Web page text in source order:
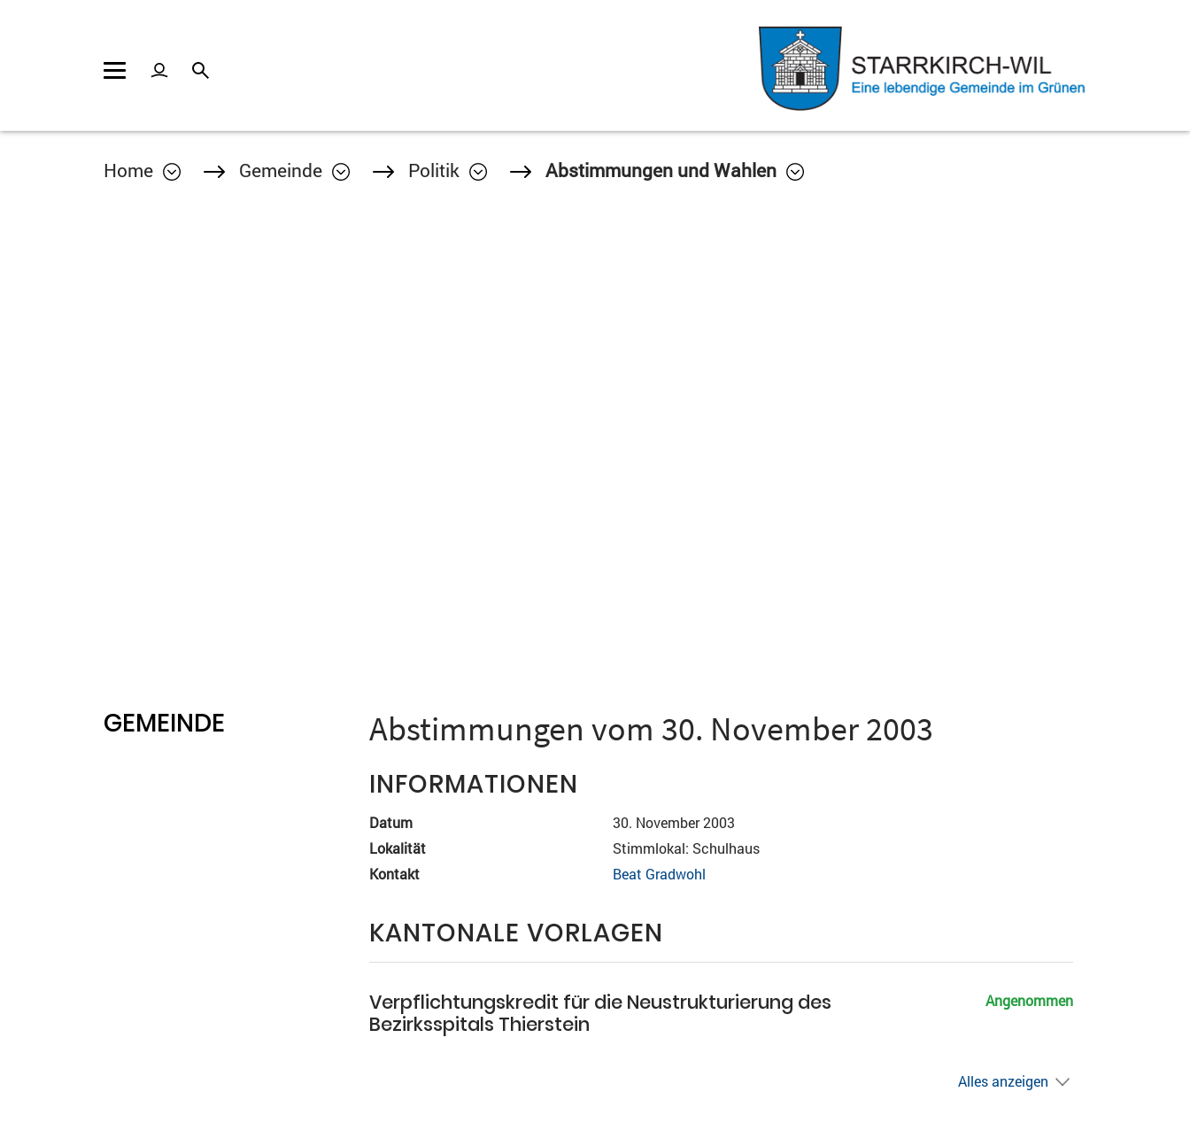
Home Gemeinde Politik Abstimmungen und Wahlen
GEMEINDE Abstimmungen vom 30. November 2003
INFORMATIONEN
Datum
30. November 2003
Lokalität
Stimmlokal: Schulhaus
Kontakt
Beat Gradwohl
KANTONALE VORLAGEN
Verpflichtungskredit für die Neustrukturierung des
Bezirksspitals Thierstein
Angenommen
Alles anzeigen